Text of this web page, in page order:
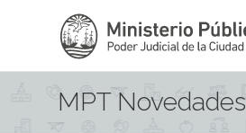
MPT Novedades